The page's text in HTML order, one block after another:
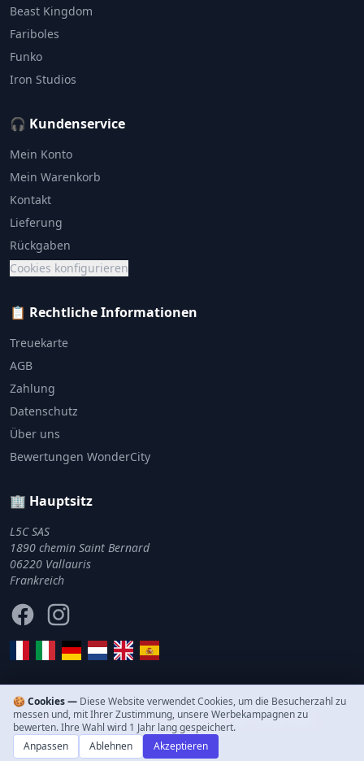
Beast Kingdom
Fariboles
Funko
Iron Studios
🎧 Kundenservice
Mein Konto
Mein Warenkorb
Kontakt
Lieferung
Rückgaben
Cookies konfigurieren
📋 Rechtliche Informationen
Treuekarte
AGB
Zahlung
Datenschutz
Über uns
Bewertungen WonderCity
🏢 Hauptsitz
L5C SAS
1890 chemin Saint Bernard
06220 Vallauris
Frankreich
FacebookInstagram
© 2011–2026 WonderCity. Alle Rechte vorbehalten.
🍪 Cookies — Diese Website verwendet Cookies, um die Besucherzahl zu
messen und, mit Ihrer Zustimmung, unsere Werbekampagnen zu
bewerten. Ihre Wahl wird 1 Jahr lang gespeichert.
Anpassen
Ablehnen Akzeptieren